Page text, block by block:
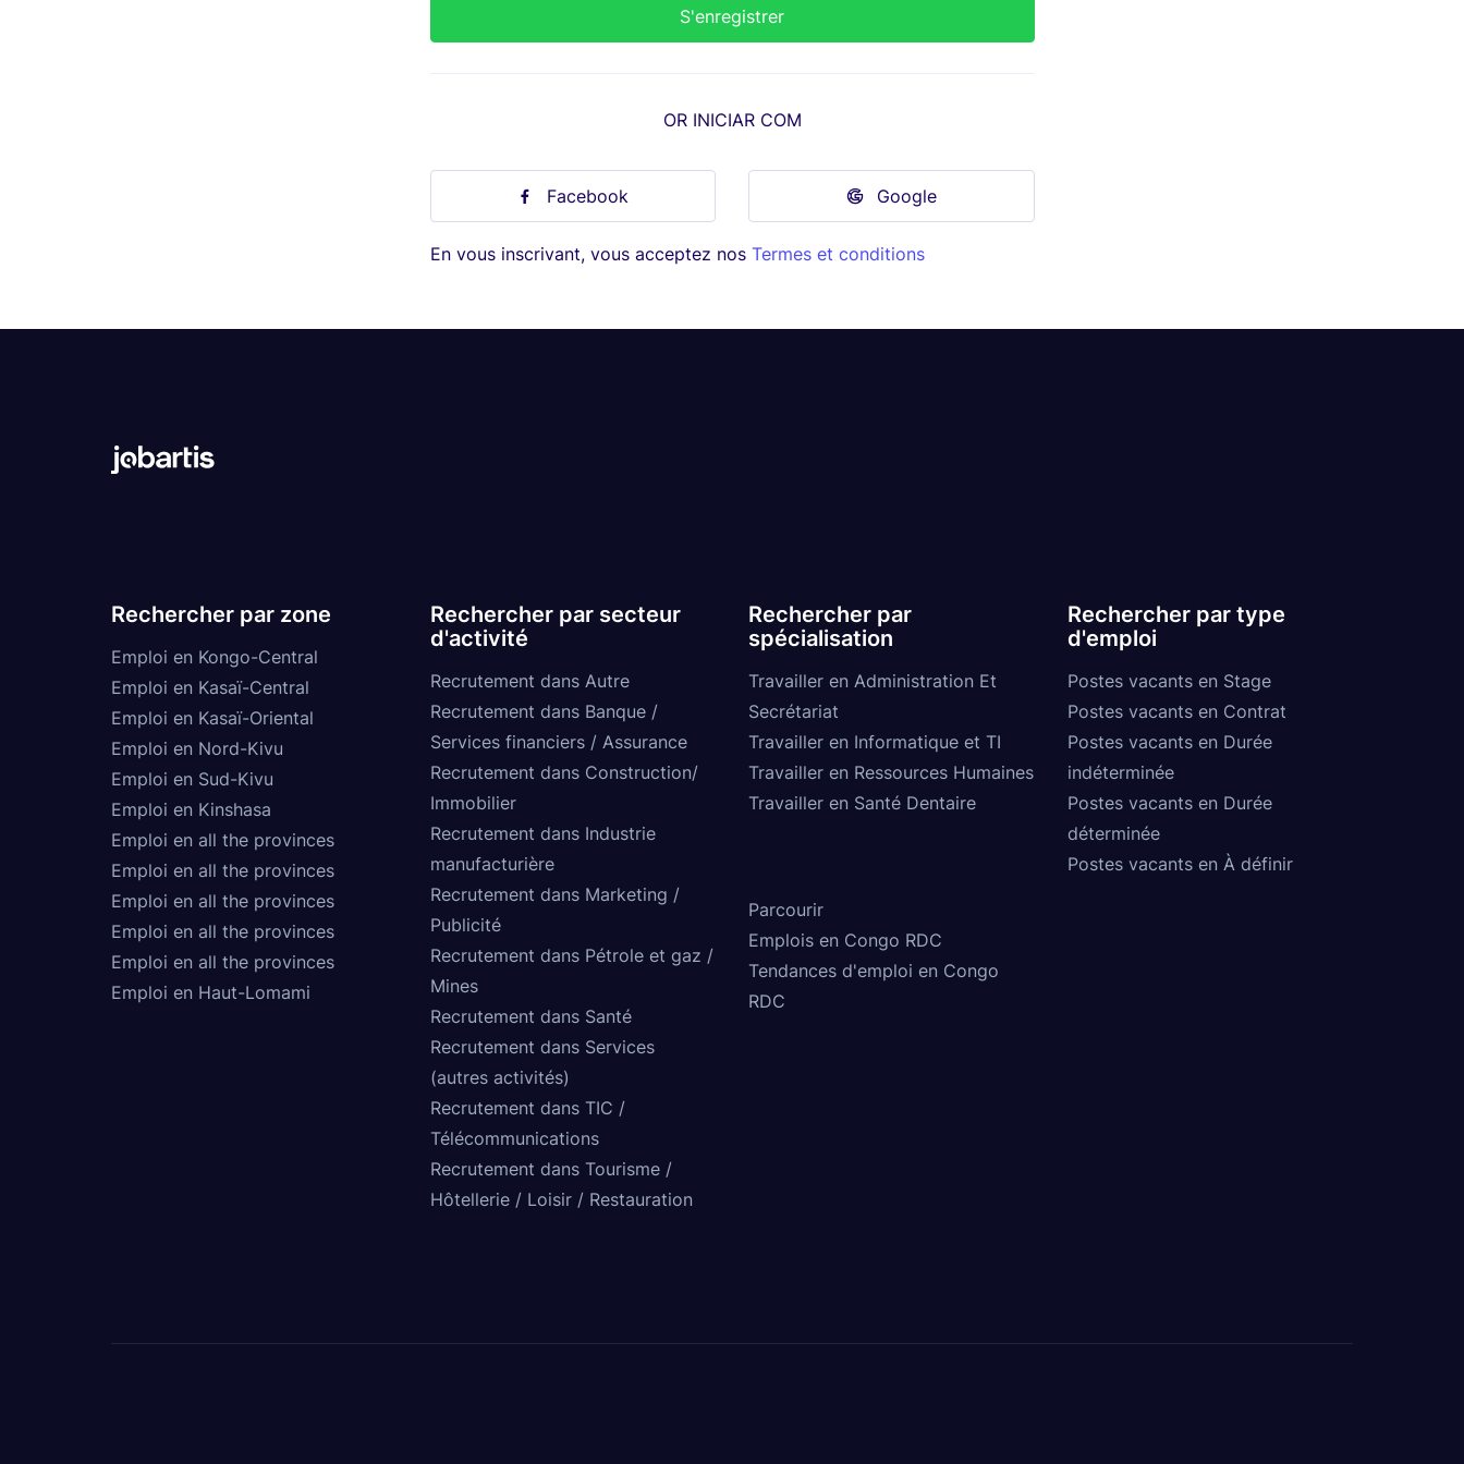
OR INICIAR COM
Facebook Google
En vous inscrivant, vous acceptez nos Termes et conditions
Rechercher par zone
Emploi en Kongo-Central
Emploi en Kasaï-Central
Emploi en Kasaï-Oriental
Emploi en Nord-Kivu
Emploi en Sud-Kivu
Emploi en Kinshasa
Emploi en all the provinces
Emploi en all the provinces
Emploi en all the provinces
Emploi en all the provinces
Emploi en all the provinces
Emploi en Haut-Lomami
Rechercher par secteur
d'activité
Recrutement dans Autre
Recrutement dans Banque /
Services financiers / Assurance
Recrutement dans Construction/
Immobilier
Recrutement dans Industrie
manufacturière
Recrutement dans Marketing /
Publicité
Recrutement dans Pétrole et gaz /
Mines
Recrutement dans Santé
Recrutement dans Services
(autres activités)
Recrutement dans TIC /
Télécommunications
Recrutement dans Tourisme /
Hôtellerie / Loisir / Restauration
Rechercher par
spécialisation
Travailler en Administration Et
Secrétariat
Travailler en Informatique et TI
Travailler en Ressources Humaines
Travailler en Santé Dentaire
Rechercher par type
d'emploi
Postes vacants en Stage
Postes vacants en Contrat
Postes vacants en Durée
indéterminée
Postes vacants en Durée
déterminée
Postes vacants en À définir
Parcourir
Emplois en Congo RDC
Tendances d'emploi en Congo
RDC